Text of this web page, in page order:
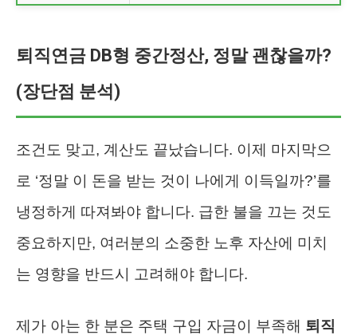
퇴직연금 DB형 중간정산, 정말 괜찮을까?
(장단점 분석)
조건도 맞고, 계산도 끝났습니다. 이제 마지막으
로 ‘정말 이 돈을 받는 것이 나에게 이득일까?’를
냉정하게 따져봐야 합니다. 급한 불을 끄는 것도
중요하지만, 여러분의 소중한 노후 자산에 미치
는 영향을 반드시 고려해야 합니다.
제가 아는 한 분은 주택 구입 자금이 부족해 퇴직